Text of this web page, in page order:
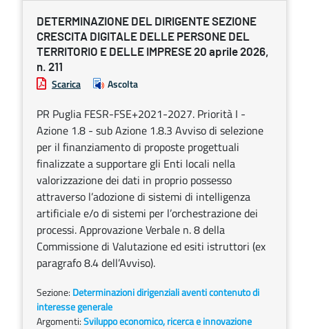
DETERMINAZIONE DEL DIRIGENTE SEZIONE
CRESCITA DIGITALE DELLE PERSONE DEL
TERRITORIO E DELLE IMPRESE 20 aprile 2026,
n. 211
Scarica Ascolta
PR Puglia FESR-FSE+2021-2027. Priorità I -
Azione 1.8 - sub Azione 1.8.3 Avviso di selezione
per il finanziamento di proposte progettuali
finalizzate a supportare gli Enti locali nella
valorizzazione dei dati in proprio possesso
attraverso l’adozione di sistemi di intelligenza
artificiale e/o di sistemi per l’orchestrazione dei
processi. Approvazione Verbale n. 8 della
Commissione di Valutazione ed esiti istruttori (ex
paragrafo 8.4 dell’Avviso).
Sezione: Determinazioni dirigenziali aventi contenuto di
interesse generale
Argomenti:Sviluppo economico, ricerca e innovazione